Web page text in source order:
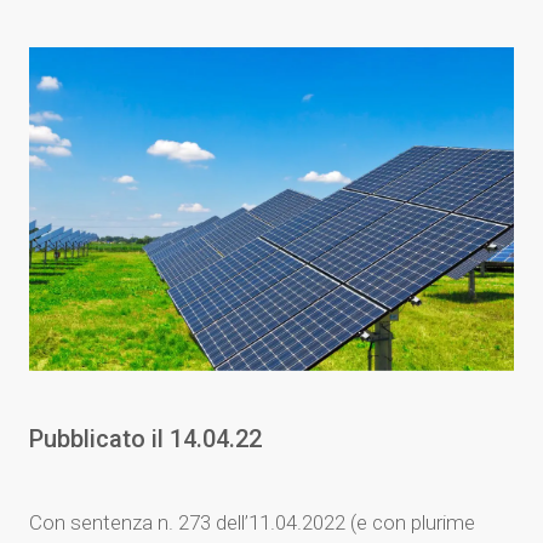
Pubblicato il 14.04.22
Con sentenza n. 273 dell’11.04.2022 (e con plurime